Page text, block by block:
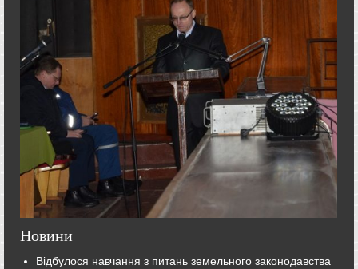
Новини
Відбулося навчання з питань земельного законодавства